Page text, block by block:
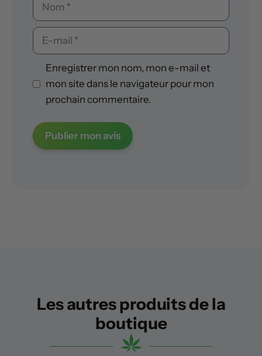
E-
mail
Enregistrer mon nom, mon e-mail et
mon site dans le navigateur pour mon
prochain commentaire.
Les autres produits de la
boutique